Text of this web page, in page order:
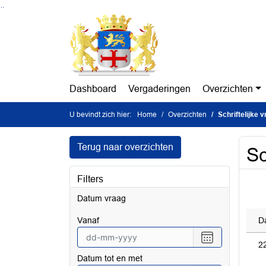
Ga naar de inhoud van deze pagina
Dashboard Vergaderingen Overzichten
U bevindt zich hier: Home Overzichten Schriftelijke
Terug naar overzichten
Filters
Datum vraag
vanaf
Selecteer
een
Datum tot en met